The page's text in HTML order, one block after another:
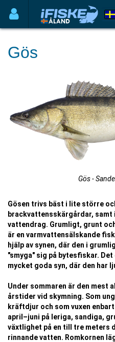
Gös
Gös -
Gösen trivs bäst i lite större
brackvattensskärgårdar,
vattendrag. Grumligt, grunt
är en varmvattensälskande
hjälp av synen, där den i
"smyga" sig på bytesfiskar. Det
mycket goda syn, där den har
Under sommaren är den mest
årstider vid skymning. Som
kräftdjur och som vuxen
april–juni på leriga, sandiga,
växtlighet på en till tre meters
rinnande vatten. Romkornen